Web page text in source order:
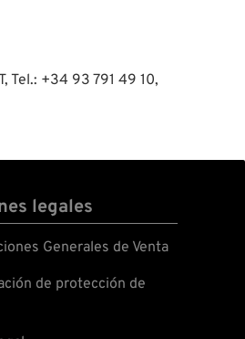
Tel.: +34 93 791 49 10,
legales
Generales de Venta
de protección de